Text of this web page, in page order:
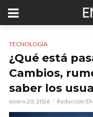
TECNOLOGÍA
¿Qué está
Cambios,
saber los
enero 20, 2026 Redacción